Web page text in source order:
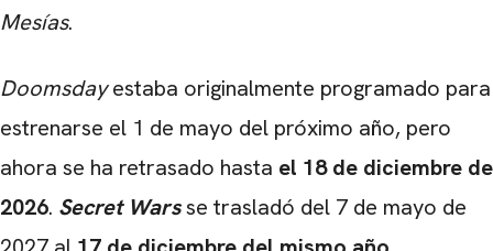
Mesías.
Doomsdayestaba originalmente programado para
estrenarse el 1 de mayo del próximo año, pero
ahora se ha retrasado hasta el 18 de diciembre de
2026. Secret Warsse trasladó del 7 de mayo de